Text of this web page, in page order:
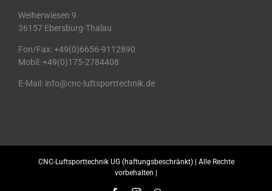
Weiherwiesen 9
36157 Ebersburg-Thalau
Fon/Fax: +49(0)6656-9112890
Mobil: +49(0)175-2784408
E-Mail: info@cnc-luftsporttechnik.de
CNC-Luftsporttechnik UG (haftungsbeschränkt) | Alle Rechte
vorbehalten |